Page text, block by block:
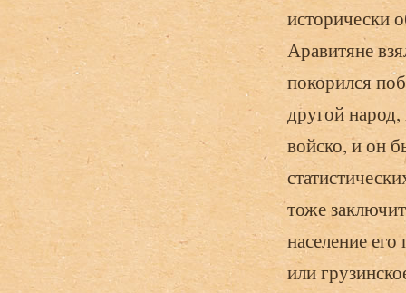
исторически
Аравитяне
покорился
другой
войско, и он
тоже
население
или